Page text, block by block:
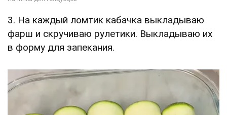
3. На каждый ломтик кабачка выкладываю
фарш и скручиваю рулетики. Выкладываю их
в форму для запекания.